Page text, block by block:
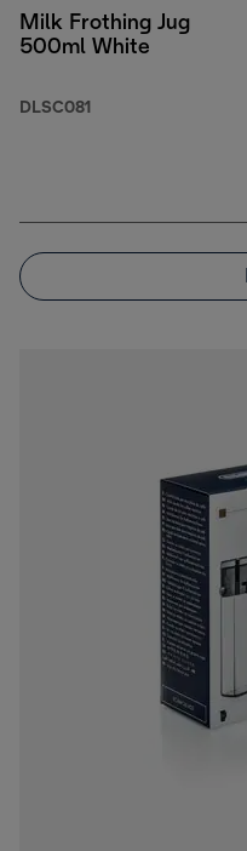
Milk Frothing Jug
500ml White
DLSC081